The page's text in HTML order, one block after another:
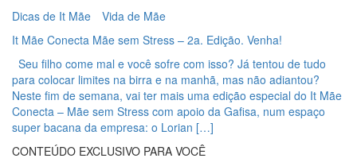
Dicas de It Mãe
Vida de Mãe
It Mãe Conecta Mãe sem Stress – 2a. Edição. Venha!
Seu filho come mal e você sofre com isso? Já tentou de tudo
para colocar limites na birra e na manhã, mas não adiantou?
Neste fim de semana, vai ter mais uma edição especial do It Mãe
Conecta – Mãe sem Stress com apoio da Gafisa, num espaço
super bacana da empresa: o Lorian […]
CONTEÚDO EXCLUSIVO PARA VOCÊ